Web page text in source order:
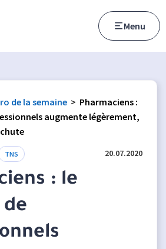
Menu
de la semaine > Pharmaciens :
augmente légèrement,
TNS 20.07.2020
: le